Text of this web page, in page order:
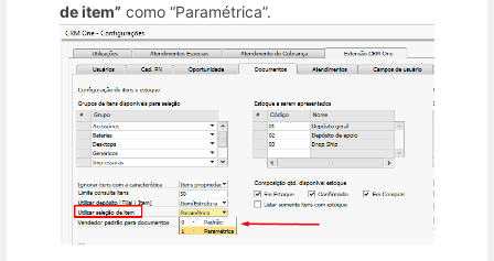
de item” como “Paramétrica”.